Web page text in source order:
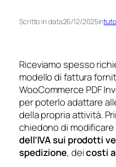
Scritto in data26/12/2025in
Riceviamo spesso
modello di fattura
WooCommerce PDF
per poterlo adattare
della propria attività.
chiedono di
dell’IVA sui prodotti
spedizione, deicosti